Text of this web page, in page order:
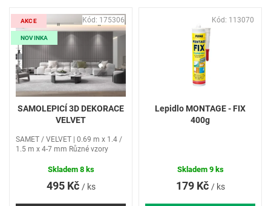
V
AKCE
NOVINKA
SAMOLEPICÍ 3D DEKORACE
VELVET
495 Kč / ks
SAMET / VELVET | 0.69 m x 1.4 /
1.5 m x 4-7 mm Různé vzory
Skladem 8 ks
Kód: 175306
Lepidlo MONTAGE - FIX
400g
179 Kč / ks
Skladem 9 ks
Kód: 113070